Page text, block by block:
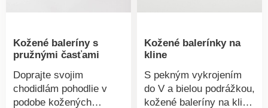
Kožené baleríny s
pružnými časťami
Doprajte svojim
chodidlám pohodlie v
podobe kožených
Kožené balerínky na
kline
S pekným vykrojením
do V a bielou podrážkou,
kožené baleríny na kline